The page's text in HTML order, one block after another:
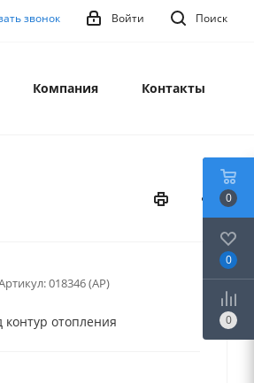
Поиск
Войти
звонок
Компания Контакты
018346 (AP)
отопления
0
0
0